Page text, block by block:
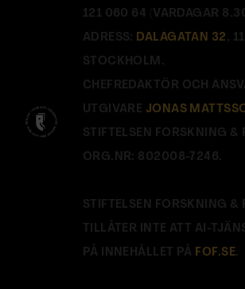
121 060 64 (VARDAGAR
ADRESS: DALAGATAN 32 ,
STOCKHOLM.
CHEFREDAKTÖR OCH
UTGIVARE JONAS
STIFTELSEN FORSKNING &
ORG.NR: 802008-7246.
STIFTELSEN FORSKNING &
TILLÅTER INTE ATT AI-
PÅ INNEHÅLLET PÅ FOF.SE.